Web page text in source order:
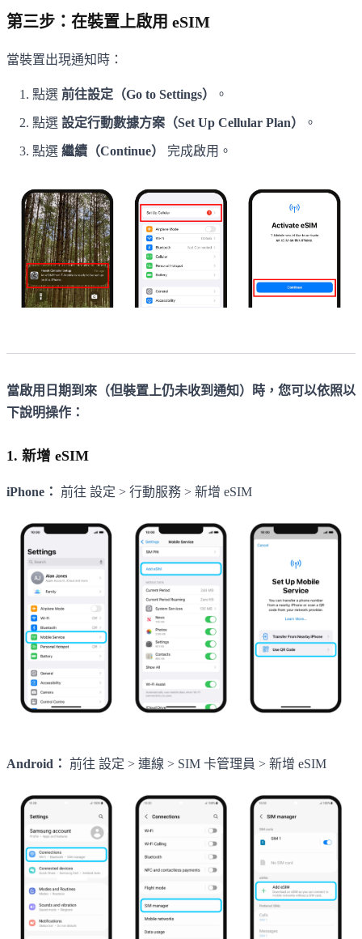
第三步：在裝置上啟用 eSIM
當裝置出現通知時：
點選 前往設定（Go to Settings） 。
點選 設定行動數據方案（Set Up Cellular Plan） 。
點選 繼續（Continue） 完成啟用。
當啟用日期到來（但裝置上仍未收到通知）時，您可以依照以
下說明操作：
1. 新增 eSIM
iPhone： 前往 設定 > 行動服務 > 新增 eSIM
Android： 前往 設定 > 連線 > SIM 卡管理員 > 新增 eSIM